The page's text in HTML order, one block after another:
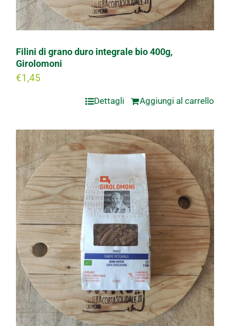
Filini di grano duro integrale bio 400g,
Girolomoni
€1,45
Aggiungi al carrello
Dettagli